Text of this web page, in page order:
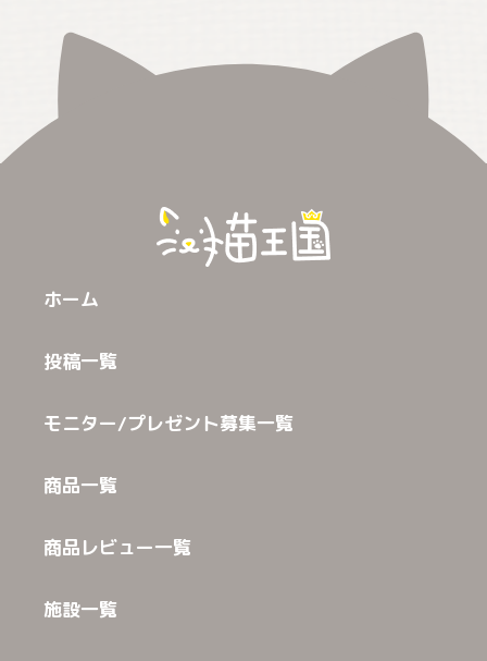
ホーム
投稿一覧
モニター/プレゼント募集一覧
商品一覧
商品レビュー一覧
施設一覧